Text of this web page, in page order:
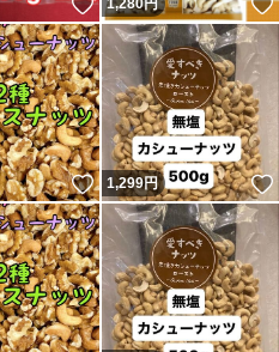
いいね！
1,280円
いいね！
1,299円